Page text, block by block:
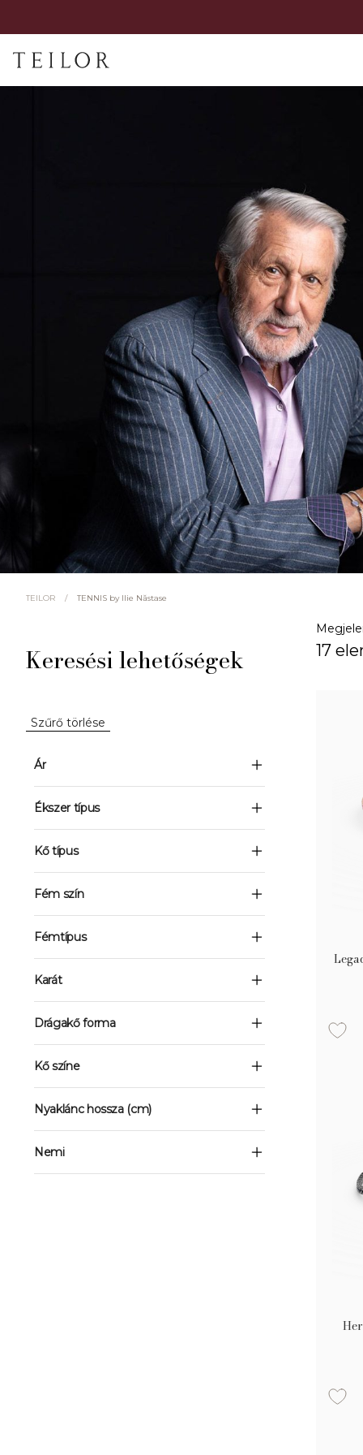
TEILOR / TENNIS by Ilie Năstase
17
Keresési lehetőségek
Szűrő törlése
Ár
Ékszer típus
Kő típus
Fém szín
Fémtípus
Karát
Drágakő forma
Kő színe
Nyaklánc hossza (cm)
Nemi